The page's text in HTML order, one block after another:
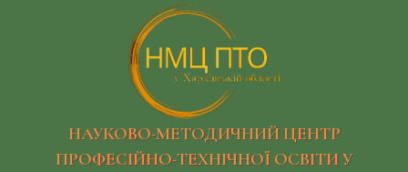
НАУКОВО-МЕТОДИЧНИЙ ЦЕНТР
ПРОФЕСІЙНО-ТЕХНІЧНОЇ ОСВІТИ У